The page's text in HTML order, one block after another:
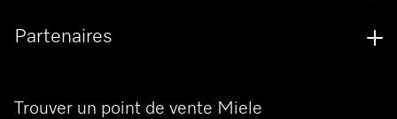
Trouver un point de vente Miele
Partenaires